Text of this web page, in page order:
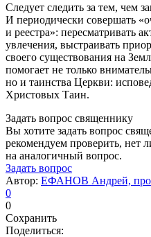
Следует следить за тем, чем
И периодически совершать
и реестра»: пересматривать
увлечения, выстраивать
своего существования на
помогает не только
но и таинства Церкви:
Христовых Таин.
Задать вопрос священнику
Вы хотите задать вопрос
рекомендуем проверить, нет
на аналогичный вопрос.
Задать вопрос
Автор: ЕФАНОВ Андрей,
0
0
Сохранить
Поделиться: